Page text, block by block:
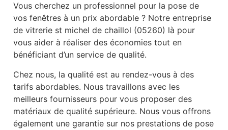
Vous cherchez un professionnel pour la pose de
vos fenêtres à un prix abordable ? Notre entreprise
de vitrerie st michel de chaillol (05260) là pour
vous aider à réaliser des économies tout en
bénéficiant d’un service de qualité.
Chez nous, la qualité est au rendez-vous à des
tarifs abordables. Nous travaillons avec les
meilleurs fournisseurs pour vous proposer des
matériaux de qualité supérieure. Nous vous offrons
également une garantie sur nos prestations de pose